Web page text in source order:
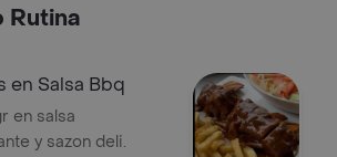
Rutina
en Salsa Bbq
en salsa
y sazon deli.